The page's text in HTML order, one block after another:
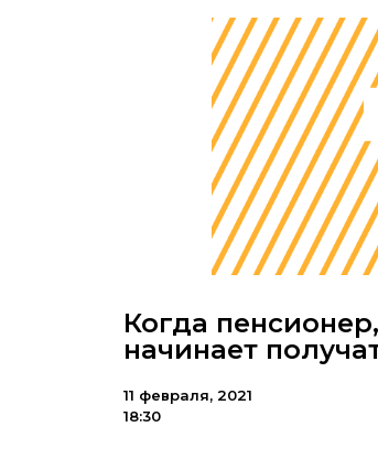
Когда
начинает
11 февраля, 2021
18:30